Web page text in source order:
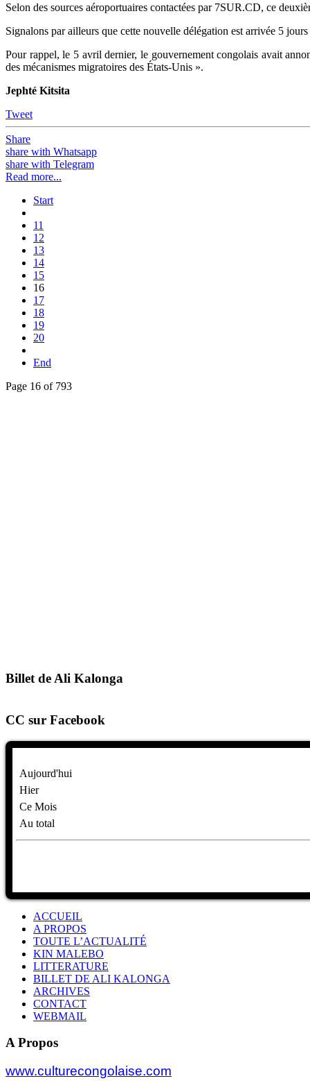
Selon des sources aéroportuaires contactées par 7SUR.CD, ce
Signalons par ailleurs que cette nouvelle délégation est arrivée 5
Pour rappel, le 5 avril dernier, le gouvernement congolais avait
des mécanismes migratoires des États-Unis ».
Jephté Kitsita
Tweet
Share
share with Whatsapp
share with Telegram
Read more...
Start
11
12
13
14
15
16
17
18
19
20
End
Page 16 of 793
Billet de Ali Kalonga
CC sur Facebook
Aujourd'hui
Hier
Ce Mois
Au total
ACCUEIL
A PROPOS
TOUTE L’ACTUALITÉ
KIN MALEBO
LITTERATURE
BILLET DE ALI KALONGA
ARCHIVES
CONTACT
WEBMAIL
A Propos
www.culturecongolaise.com